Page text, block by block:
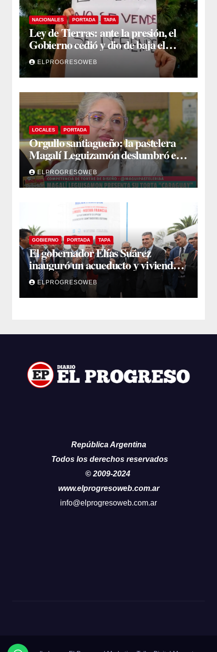
NACIONALES PORTADA TAPA
Ley de Tierras: ante la presión, el
Gobierno cedió y dio de baja el
capítulo de la polémica
ELPROGRESOWEB
LOCALES PORTADA
Orgullo santiagueño: la pastelera
Magalí Leguizamón deslumbró en
Canal 13 con su torta “Caraguay” y
ganó la competencia
ELPROGRESOWEB
GOBIERNO PORTADA TAPA
El gobernador Elías Suárez
inauguró un acueducto y viviendas
sociales en El Simbol y Nueva
Francia
ELPROGRESOWEB
República Argentina
Todos los derechos reservados
© 2009-2024
www.elprogresoweb.com.ar
info@elprogresoweb.com.ar